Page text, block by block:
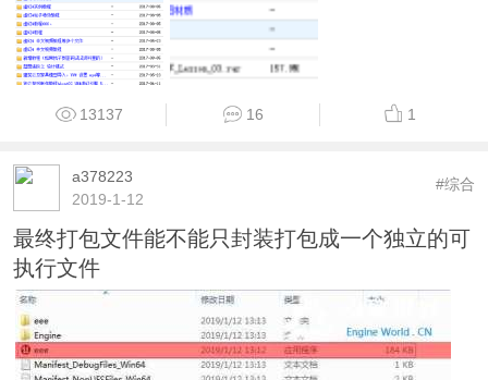
13137 16 1
a378223
2019-1-12
#综合
最终打包文件能不能只封装打包成一个独立的可
执行文件